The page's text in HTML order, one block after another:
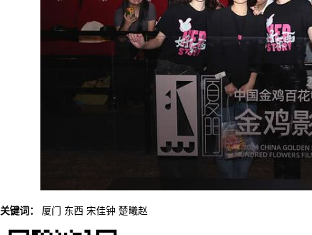
关键词： 厦门 东西 宋佳钟 楚曦赵